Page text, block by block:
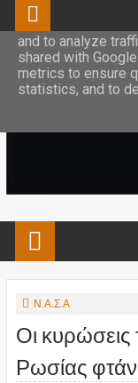
Ν.Α.Σ.Α
Οι
Ρωσίας
This site uses
and to analyze
shared with
metrics to ensure
statistics, and to